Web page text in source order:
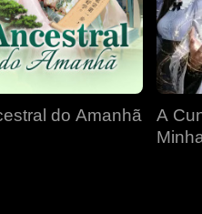
do Amanhã
A